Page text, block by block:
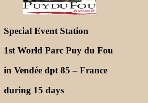
Special Event Station
1st World Parc Puy du Fou
in Vendée dpt 85 – France
during 15 days